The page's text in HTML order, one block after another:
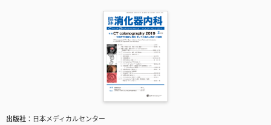
出版社
日本メディカルセンター